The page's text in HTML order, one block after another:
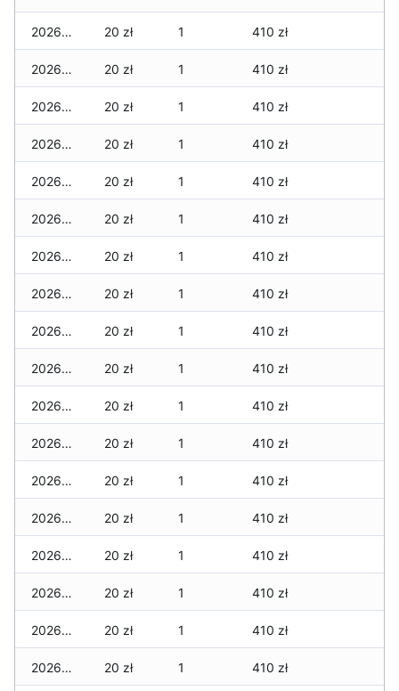
2026-06-14 20 zł 1 410 zł
2026-06-13 20 zł 1 410 zł
2026-06-12 20 zł 1 410 zł
2026-06-11 20 zł 1 410 zł
2026-06-10 20 zł 1 410 zł
2026-06-09 20 zł 1 410 zł
2026-06-07 20 zł 1 410 zł
2026-06-06 20 zł 1 410 zł
2026-06-05 20 zł 1 410 zł
2026-06-04 20 zł 1 410 zł
2026-06-03 20 zł 1 410 zł
2026-06-02 20 zł 1 410 zł
2026-06-01 20 zł 1 410 zł
2026-05-31 20 zł 1 410 zł
2026-05-30 20 zł 1 410 zł
2026-05-29 20 zł 1 410 zł
2026-05-28 20 zł 1 410 zł
2026-05-27 20 zł 1 410 zł